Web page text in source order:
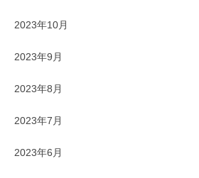
2023年10月
2023年9月
2023年8月
2023年7月
2023年6月